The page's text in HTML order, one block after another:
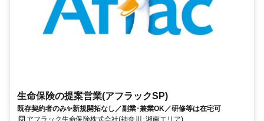
生命保険の提案営業(アフラックSP)
既存契約者のみ✨新規開拓なし／副業･兼業OK／研修等は在宅可